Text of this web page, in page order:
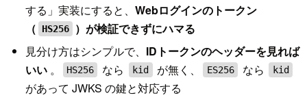
する」実装にすると、 Webログインのトークン
（
HS256
）が検証できずにハマる
見分け方はシンプルで、 IDトークンのヘッダーを見れば
いい。 HS256 なら kid が無く、 ES256 なら kid
があって JWKS の鍵と対応する